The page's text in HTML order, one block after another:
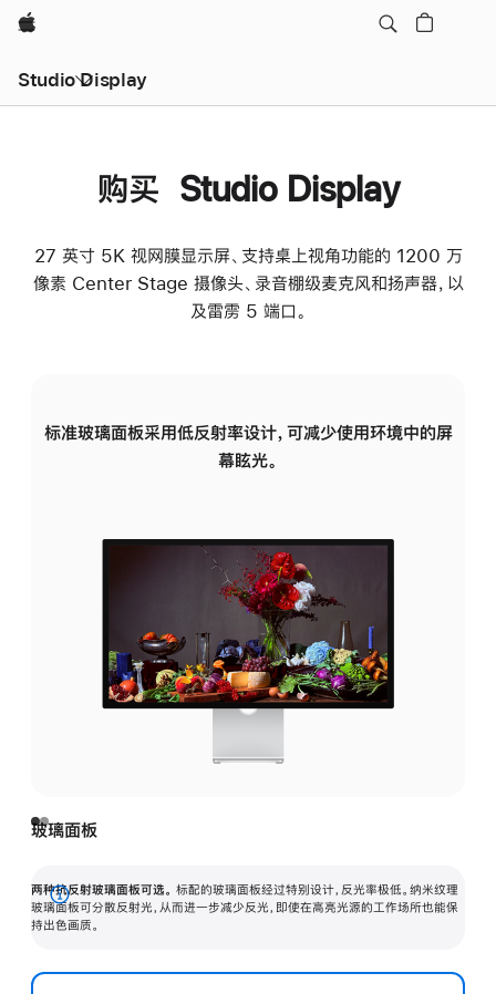
Apple
Studio Display
购买 Studio Display
27 英寸 5K 视网膜显示屏、支持桌上视角功能的 1200 万
像素 Center Stage 摄像头、录音棚级麦克风和扬声器，以
及雷雳 5 端口。
标准玻璃面板采用低反射率设计，可减少使用环境中的屏
幕眩光。
玻璃面板
两种抗反射玻璃面板可选。 标配的玻璃面板经过特别设计，反光率极低。纳米纹理
玻璃面板可分散反射光，从而进一步减少反光，即使在高亮光源的工作场所也能保
持出色画质。
展
开